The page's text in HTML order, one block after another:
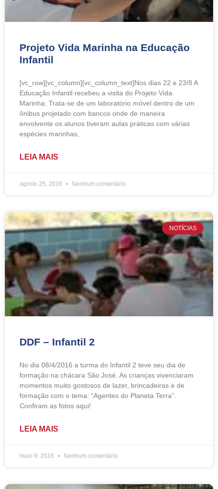
Projeto Vida Marinha na Educação
Infantil
[vc_row][vc_column][vc_column_text]Nos dias 22 e 23/8 A
Educação Infantil recebeu a visita do Projeto Vida
Marinha. Trata-se de um laboratório móvel dentro de um
ônibus projetado com bancos onde de maneira
envolvente os alunos tiveram aulas práticas com várias
espécies marinhas,
LEIA MAIS
agosto 25, 2016 Nenhum comentário
NOTÍCIAS
DDF – Infantil 2
No dia 08/4/2016 a turma do Infantil 2 teve seu dia de
formação na chácara São José. As crianças vivenciaram
momentos muito gostosos de lazer, brincadeiras e de
formação com o tema: “Agentes do Planeta Terra”.
Confiram as fotos aqui!
LEIA MAIS
maio 9, 2016 Nenhum comentário